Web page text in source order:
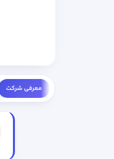
معرفی شرکت